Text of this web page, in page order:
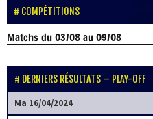
COMPÉTITIONS
Matchsdu 03/08 au 09/08
DERNIERS RÉSULTATS – PLAY-OFF
Ma 16/04/2024